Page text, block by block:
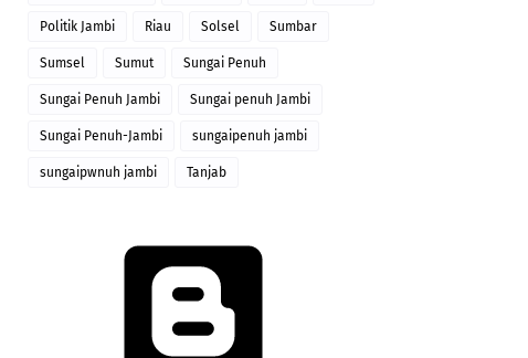
Politik Jambi Riau Solsel Sumbar
Sumsel Sumut Sungai Penuh
Sungai Penuh Jambi Sungai penuh Jambi
Sungai Penuh-Jambi sungaipenuh jambi
sungaipwnuh jambi Tanjab